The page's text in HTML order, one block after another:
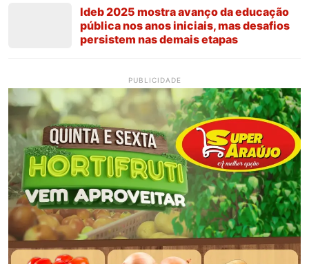
Ideb 2025 mostra avanço da educação
pública nos anos iniciais, mas desafios
persistem nas demais etapas
PUBLICIDADE